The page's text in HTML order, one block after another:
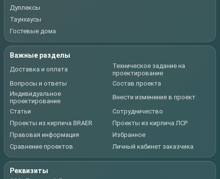
Дуплексы
Таунхаусы
Гостевые дома
Важные разделы
Доставка и оплата
Техническое задание на
проектирование
Вопросы и ответы
Состав проекта
Индивидуальное
проектирование
Внести изменения в проект
Статьи
Сотрудничество
Проекты из кирпича BRAER
Проекты из кирпича ЛСР
Правовая информация
Избранное
Сравнение проектов
Личный кабинет заказчика
Реквизиты